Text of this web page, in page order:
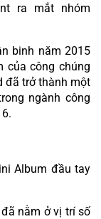
ra mắt nhóm
binh năm 2015
của công chúng
đã trở thành một
ngành công
Album đầu tay
nằm ở vị trí số